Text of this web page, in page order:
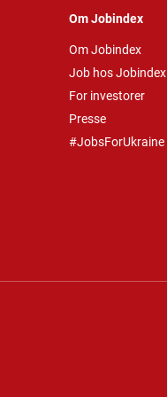
Om Jobindex
Om Jobindex
Job hos Jobindex
For investorer
Presse
#JobsForUkraine